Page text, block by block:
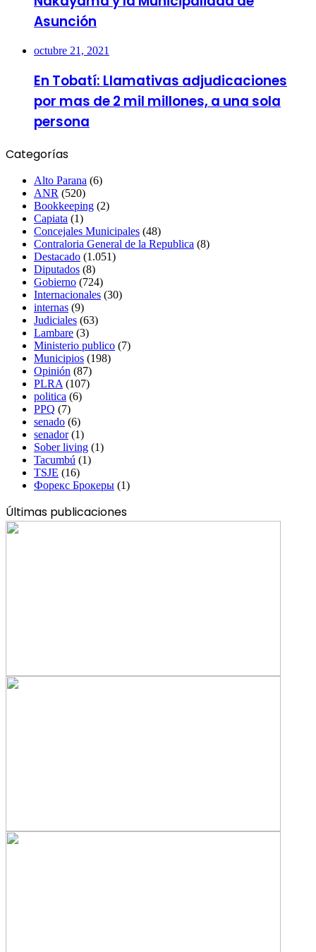
Asunción
octubre 21, 2021
En Tobatí: Llamativas adjudicaciones
por mas de 2 mil millones, a una sola
persona
Categorías
Alto Parana (6)
ANR (520)
Bookkeeping (2)
Capiata (1)
Concejales Municipales (48)
Contraloria General de la Republica (8)
Destacado (1.051)
Diputados (8)
Gobierno (724)
Internacionales (30)
internas (9)
Judiciales (63)
Lambare (3)
Ministerio publico (7)
Municipios (198)
Opinión (87)
PLRA (107)
politica (6)
PPQ (7)
senado (6)
senador(1)
Sober living (1)
Tacumbú (1)
TSJE (16)
Форекс Брокеры (1)
Últimas publicaciones